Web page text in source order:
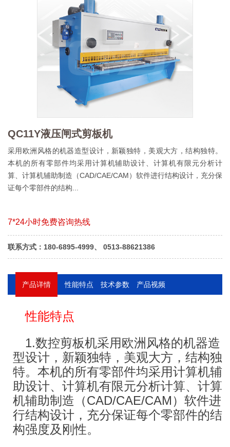
QC11Y液压闸式剪板机
采用欧洲风格的机器造型设计，新颖独特，美观大方，结构独特。
本机的所有零部件均采用计算机辅助设计、计算机有限元分析计
算、计算机辅助制造（CAD/CAE/CAM）软件进行结构设计，充分保
证每个零部件的结构...
7*24小时免费咨询热线
联系方式：180-6895-4999、 0513-88621386
产品详情 性能特点 技术参数 产品视频
剪板机是用一个刀片相对另一刀片作
往复直线运动剪切板材的机器。是借于
运动的上刀片和固定的下刀片，采用合
理的刀片间隙，对各种厚度的金属板材
施加剪切力，使板材按所需要的尺寸断
性能特点
1.数控剪板机采用欧洲风格的机器造
型设计，新颖独特，美观大方，结构独
特。本机的所有零部件均采用计算机辅
助设计、计算机有限元分析计算、计算
机辅助制造（CAD/CAE/CAM）软件进
行结构设计，充分保证每个零部件的结
构强度及刚性。